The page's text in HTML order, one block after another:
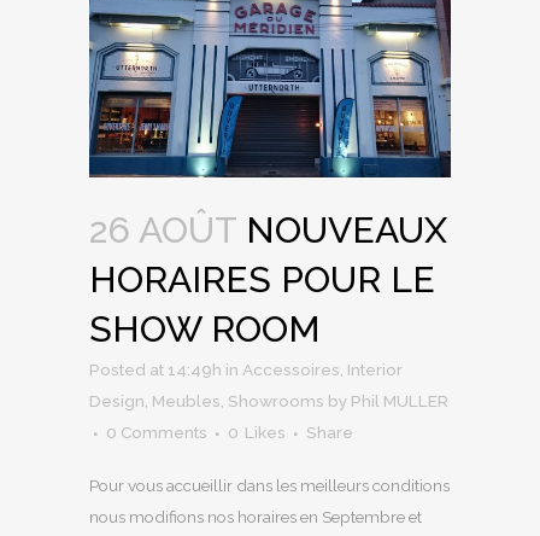
26 AOÛT NOUVEAUX
HORAIRES POUR LE
SHOW ROOM
Posted at 14:49h in Accessoires Interior
Design Meubles Showrooms by Phil MULLER
0 Comments
0 Likes Share
Pour vous accueillir dans les meilleurs conditions
nous modifions nos horaires en Septembre et